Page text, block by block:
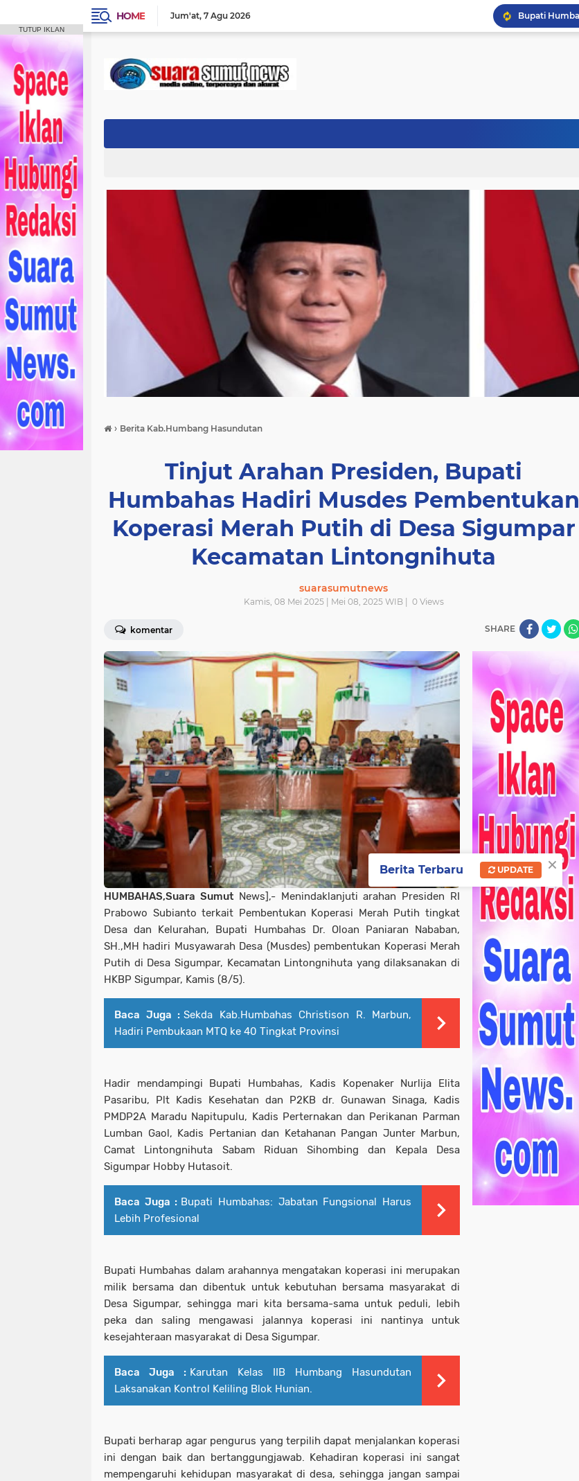
HOME Jum'at 7 Agu 2026
› Berita Kab.Humbang Hasundutan
Tinjut Arahan Presiden, Bupati
Humbahas Hadiri Musdes Pembentukan
Koperasi Merah Putih di Desa Sigumpar
Kecamatan Lintongnihuta
suarasumutnews
Kamis, 08 Mei 2025 | Mei 08, 2025 WIB | 0Views
komentar SHARE
HUMBAHAS,Suara SumutNews],- Menindaklanjuti arahan Presiden RI
Prabowo Subianto terkait Pembentukan Koperasi Merah Putih tingkat
Desa dan Kelurahan, Bupati Humbahas Dr. Oloan Paniaran Nababan,
SH.,MH hadiri Musyawarah Desa (Musdes) pembentukan Koperasi Merah
Putih di Desa Sigumpar, Kecamatan Lintongnihuta yang dilaksanakan di
HKBP Sigumpar, Kamis (8/5).
Baca Juga : Sekda Kab.Humbahas Christison R. Marbun,
Hadiri Pembukaan MTQ ke 40 Tingkat Provinsi
Hadir mendampingi Bupati Humbahas, Kadis Kopenaker Nurlija Elita
Pasaribu, Plt Kadis Kesehatan dan P2KB dr. Gunawan Sinaga, Kadis
PMDP2A Maradu Napitupulu, Kadis Perternakan dan Perikanan Parman
Lumban Gaol, Kadis Pertanian dan Ketahanan Pangan Junter Marbun,
Camat Lintongnihuta Sabam Riduan Sihombing dan Kepala Desa
Sigumpar Hobby Hutasoit.
Baca Juga : Bupati Humbahas: Jabatan Fungsional Harus
Lebih Profesional
Bupati Humbahas dalam arahannya mengatakan koperasi ini merupakan
milik bersama dan dibentuk untuk kebutuhan bersama masyarakat di
Desa Sigumpar, sehingga mari kita bersama-sama untuk peduli, lebih
peka dan saling mengawasi jalannya koperasi ini nantinya untuk
kesejahteraan masyarakat di Desa Sigumpar.
Baca Juga : Karutan Kelas IIB Humbang Hasundutan
Laksanakan Kontrol Keliling Blok Hunian.
Bupati berharap agar pengurus yang terpilih dapat menjalankan koperasi
ini dengan baik dan bertanggungjawab. Kehadiran koperasi ini sangat
mempengaruhi kehidupan masyarakat di desa, sehingga jangan sampai
TUTUP IKLAN
×
Berita Terbaru UPDATE